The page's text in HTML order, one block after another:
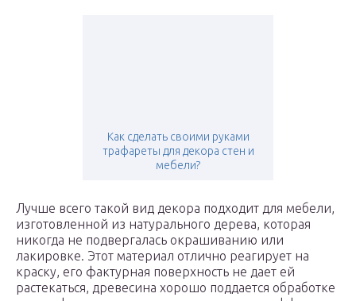
Как сделать своими руками
трафареты для декора стен и
мебели?
Лучше всего такой вид декора подходит для мебели,
изготовленной из натурального дерева, которая
никогда не подвергалась окрашиванию или
лакировке. Этот материал отлично реагирует на
краску, его фактурная поверхность не дает ей
растекаться, древесина хорошо поддается обработке